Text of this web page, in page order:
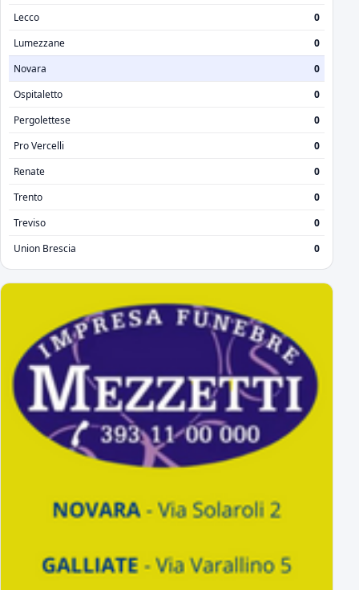
Lecco
0
Lumezzane
0
Novara
0
Ospitaletto
0
Pergolettese
0
Pro Vercelli
0
Renate
0
Trento
0
Treviso
0
Union Brescia
0